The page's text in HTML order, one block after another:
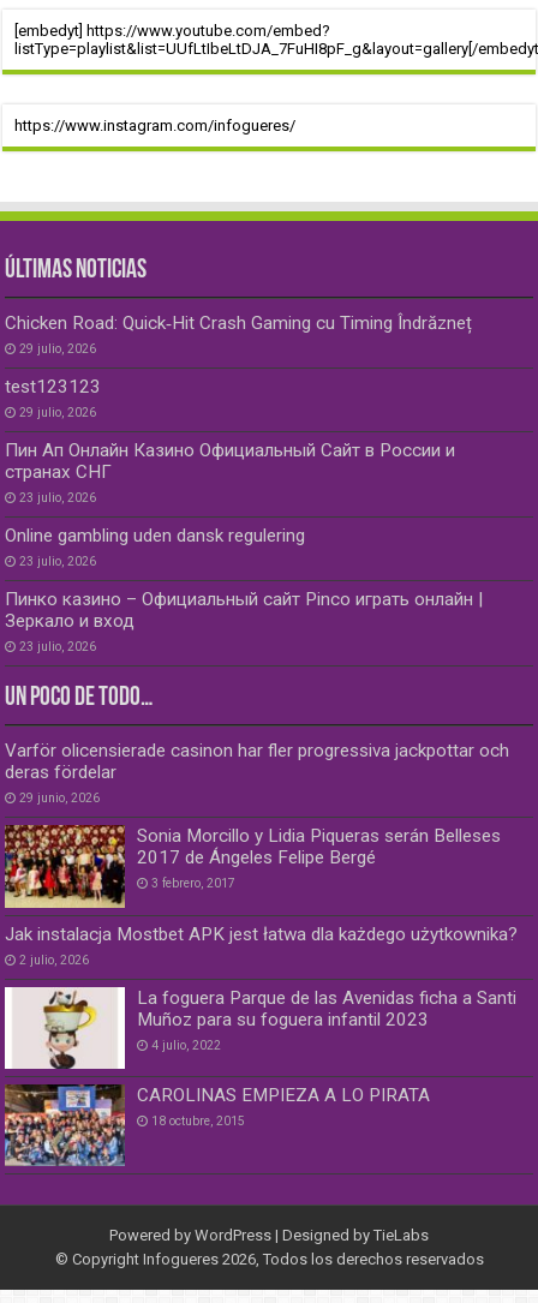
[embedyt] https://www.youtube.com/embed?
listType=playlist&list=UUfLtIbeLtDJA_7FuHI8pF_g&layout=gallery[/
https://www.instagram.com/infogueres/
ÚLTIMAS NOTICIAS
Chicken Road: Quick‑Hit Crash Gaming cu Timing Îndrăzneț
29 julio, 2026
test123123
29 julio, 2026
Пин Ап Онлайн Казино Официальный Сайт в России и
странах СНГ
23 julio, 2026
Online gambling uden dansk regulering
23 julio, 2026
Пинко казино – Официальный сайт Pinco играть онлайн |
Зеркало и вход
23 julio, 2026
UN POCO DE TODO…
Varför olicensierade casinon har fler progressiva jackpottar och
deras fördelar
29 junio, 2026
Sonia Morcillo y Lidia Piqueras serán Belleses
2017 de Ángeles Felipe Bergé
3 febrero, 2017
Jak instalacja Mostbet APK jest łatwa dla każdego użytkownika?
2 julio, 2026
La foguera Parque de las Avenidas ficha a Santi
Muñoz para su foguera infantil 2023
4 julio, 2022
CAROLINAS EMPIEZA A LO PIRATA
18 octubre, 2015
Powered by WordPress | Designed by TieLabs
© Copyright Infogueres 2026, Todos los derechos reservados